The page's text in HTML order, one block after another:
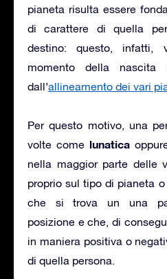
pianeta risulta essere
di carattere di quella
destino: questo, infatti,
momento della nascita
dall’allineamento dei vari
Per questo motivo, una
volte come lunatica
nella maggior parte delle
proprio sul tipo di pianeta
che si trova un una
posizione e che, di
in maniera positiva o
di quella persona.